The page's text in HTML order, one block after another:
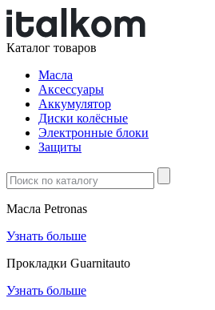
Каталог товаров
Масла
Аксессуары
Аккумулятор
Диски колёсные
Электронные блоки
Защиты
Масла Petronas
Узнать больше
Прокладки Guarnitauto
Узнать больше